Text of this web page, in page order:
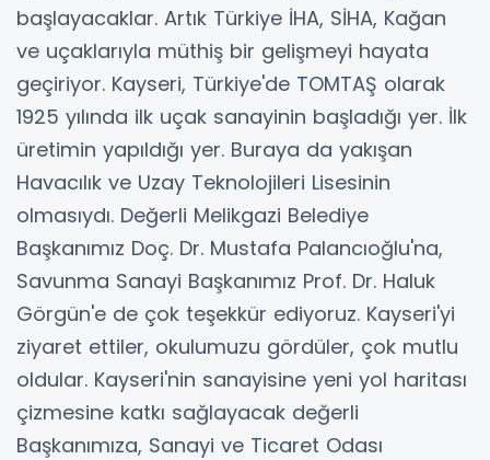
başlayacaklar. Artık Türkiye İHA, SİHA, Kağan
ve uçaklarıyla müthiş bir gelişmeyi hayata
geçiriyor. Kayseri, Türkiye'de TOMTAŞ olarak
1925 yılında ilk uçak sanayinin başladığı yer. İlk
üretimin yapıldığı yer. Buraya da yakışan
Havacılık ve Uzay Teknolojileri Lisesinin
olmasıydı. Değerli Melikgazi Belediye
Başkanımız Doç. Dr. Mustafa Palancıoğlu'na,
Savunma Sanayi Başkanımız Prof. Dr. Haluk
Görgün'e de çok teşekkür ediyoruz. Kayseri'yi
ziyaret ettiler, okulumuzu gördüler, çok mutlu
oldular. Kayseri'nin sanayisine yeni yol haritası
çizmesine katkı sağlayacak değerli
Başkanımıza, Sanayi ve Ticaret Odası